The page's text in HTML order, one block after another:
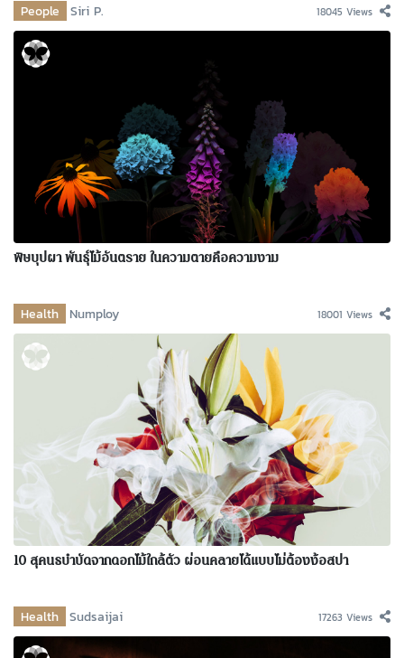
People Siri P. 18045 Views
พิษบุปผา พันธุ์ไม้อันตราย ในความตายคือความงาม
Health Numploy 18001 Views
10 สุคนธบำบัดจากดอกไม้ใกล้ตัว ผ่อนคลายได้แบบไม่ต้องง้อสปา
Health Sudsaijai 17263 Views